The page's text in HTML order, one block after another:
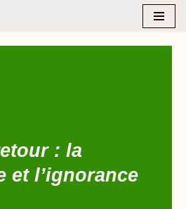
: la
et l’ignorance